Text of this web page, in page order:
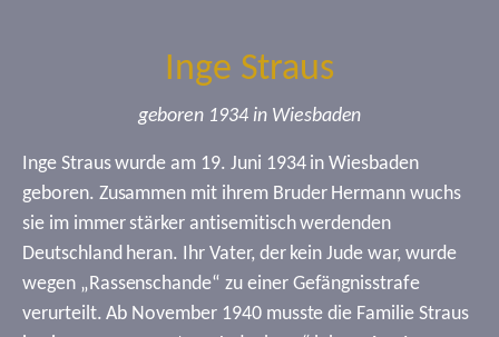
Inge Straus
geboren 1934 in Wiesbaden
Inge Straus wurde am 19. Juni 1934 in Wiesbaden
geboren. Zusammen mit ihrem Bruder Hermann wuchs
sie im immer stärker antisemitisch werdenden
Deutschland heran. Ihr Vater, der kein Jude war, wurde
wegen „Rassenschande“ zu einer Gefängnisstrafe
verurteilt. Ab November 1940 musste die Familie Straus